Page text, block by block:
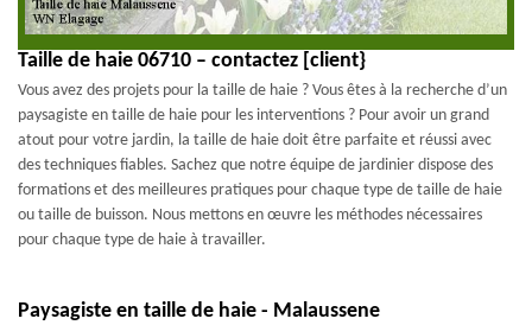
Taille de haie 06710 – contactez [client}
Vous avez des projets pour la taille de haie ? Vous êtes à la recherche d’un
paysagiste en taille de haie pour les interventions ? Pour avoir un grand
atout pour votre jardin, la taille de haie doit être parfaite et réussi avec
des techniques fiables. Sachez que notre équipe de jardinier dispose des
formations et des meilleures pratiques pour chaque type de taille de haie
ou taille de buisson. Nous mettons en œuvre les méthodes nécessaires
pour chaque type de haie à travailler.
Paysagiste en taille de haie - Malaussene